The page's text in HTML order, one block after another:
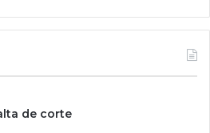
de corte